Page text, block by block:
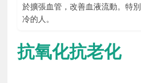
於擴張血管，改善血液流動。特
冷的人。
抗氧化抗老化